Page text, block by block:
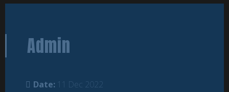
Admin
Date: 11 Dec 2022